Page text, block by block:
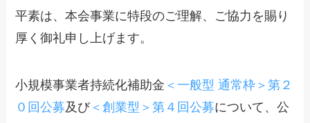
平素は、本会事業に特段のご理解、ご協力を賜り
厚く御礼申し上げます。
小規模事業者持続化補助金 ＜一般型 通常枠＞第２
０回公募及び＜創業型＞第４回公募について、公